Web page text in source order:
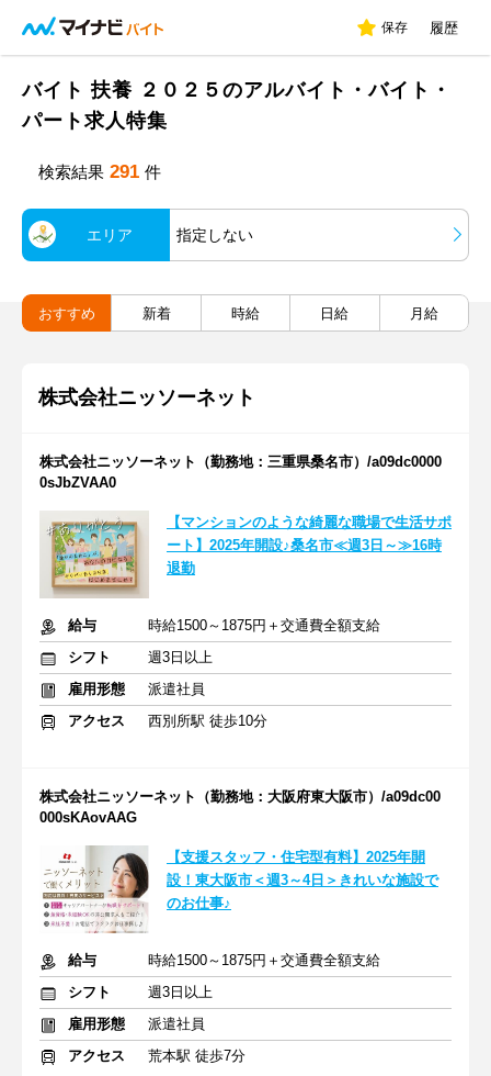
保存 履歴
バイト 扶養 ２０２５のアルバイト・バイト・
パート求人特集
検索結果 291 件
エリア 指定しない
おすすめ 新着 時給 日給 月給
株式会社ニッソーネット
株式会社ニッソーネット（勤務地：三重県桑名市）/a09dc0000
0sJbZVAA0
【マンションのような綺麗な職場で生活サポ
ート】2025年開設♪桑名市≪週3日～≫16時
退勤
給与
時給1500～1875円＋交通費全額支給
シフト
週3日以上
雇用形態
派遣社員
アクセス
西別所駅 徒歩10分
株式会社ニッソーネット（勤務地：大阪府東大阪市）/a09dc00
000sKAovAAG
【支援スタッフ・住宅型有料】2025年開
設！東大阪市＜週3～4日＞きれいな施設で
のお仕事♪
給与
時給1500～1875円＋交通費全額支給
シフト
週3日以上
雇用形態
派遣社員
アクセス
荒本駅 徒歩7分